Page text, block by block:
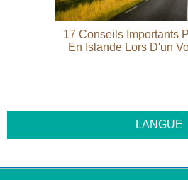
17 Conseils Importants
En Islande Lors D'un